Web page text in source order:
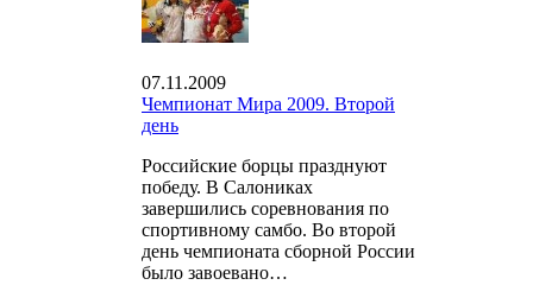
07.11.2009
Чемпионат Мира 2009. Второй
день
Российские борцы празднуют
победу. В Салониках
завершились соревнования по
спортивному самбо. Во второй
день чемпионата сборной России
было завоевано…